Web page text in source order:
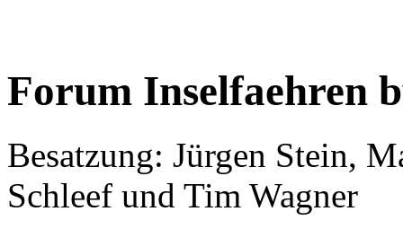
Forum Inselfaehren
Besatzung: Jürgen Stein,
Schleef und Tim Wagner